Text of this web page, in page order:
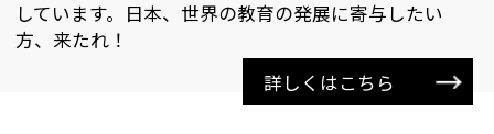
しています。日本、世界の教育の発展に寄与したい
方、来たれ！
詳しくはこちら